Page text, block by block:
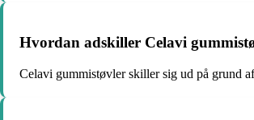
Hvordan adskiller Celavi
Celavi gummistøvler skiller sig ud på grund